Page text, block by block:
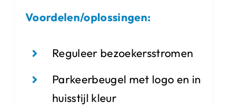
Voordelen/oplossingen:
Reguleer bezoekersstromen
Parkeerbeugel met logo en in
huisstijl kleur